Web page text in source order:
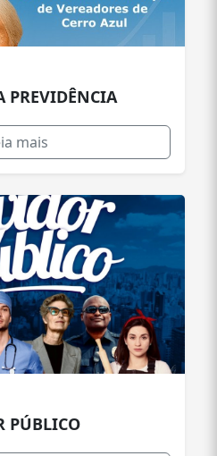
PREVIDÊNCIA
mais
PÚBLICO